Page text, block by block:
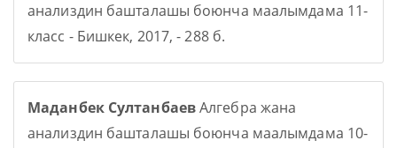
анализдин башталашы боюнча маалымдама 11-
класс - Бишкек, 2017, - 288 б.
Маданбек СултанбаевАлгебра жана
анализдин башталашы боюнча маалымдама 10-